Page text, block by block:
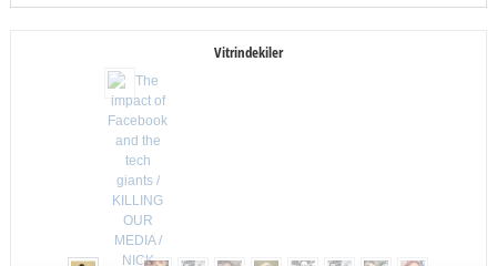
Vitrindekiler